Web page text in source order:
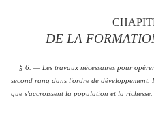
DE LA
§ 6. — Les travaux nécessaires pour
second rang dans l'ordre de
que s'accroissent la population et la richesse.